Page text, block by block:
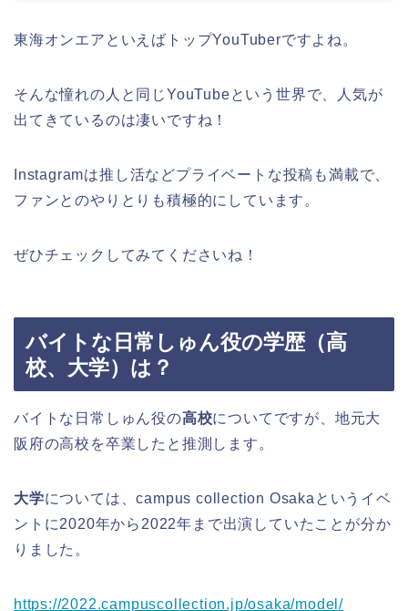
東海オンエアといえばトップYouTuberですよね。
そんな憧れの人と同じYouTubeという世界で、人気が
出てきているのは凄いですね！
Instagramは推し活などプライベートな投稿も満載で、
ファンとのやりとりも積極的にしています。
ぜひチェックしてみてくださいね！
バイトな日常しゅん役の学歴（高
校、大学）は？
バイトな日常しゅん役の高校についてですが、地元大
阪府の高校を卒業したと推測します。
大学については、campus collection Osakaというイベ
ントに2020年から2022年まで出演していたことが分か
りました。
https://2022.campuscollection.jp/osaka/model/